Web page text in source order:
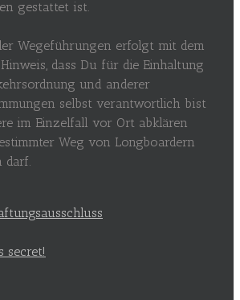
gestattet ist.
Wegeführungen erfolgt mit dem
dass Du für die Einhaltung
und anderer
selbst verantwortlich bist
im Einzelfall vor Ort abklären
Weg von Longboardern
darf.
secret!